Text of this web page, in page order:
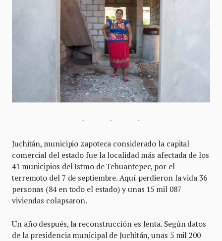
Juchitán, municipio zapoteca considerado la capital
comercial del estado fue la localidad más afectada de los
41 municipios del Istmo de Tehuantepec, por el
terremoto del 7 de septiembre. Aquí perdieron la vida 36
personas (84 en todo el estado) y unas 15 mil 087
viviendas colapsaron.
Un año después, la reconstrucción es lenta. Según datos
de la presidencia municipal de Juchitán, unas 5 mil 200